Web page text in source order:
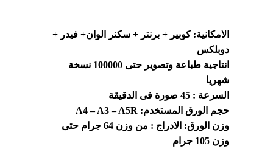
الامكانية: كوبير + برنتر + سكنر الوان+ فيدر +
دوبلكس
انتاجية طباعة وتصوير حتى 100000 نسخة
شهريا
السرعة : 45 صورة فى الدقيقة
حجم الورق المستخدم: A4 – A3 – A5R
وزن الورق: الادراج : من وزن 64 جرام حتى
وزن 105 جرام